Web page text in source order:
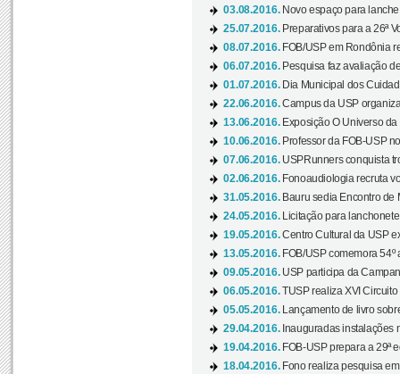
03.08.2016. Novo espaço para
25.07.2016. Preparativos para a 26ª
08.07.2016. FOB/USP em Rondônia
06.07.2016. Pesquisa faz avaliação
01.07.2016. Dia Municipal dos
22.06.2016.Campus da USP
13.06.2016. Exposição O Universo
10.06.2016. Professor da FOB-USP
07.06.2016. USPRunners conquista
02.06.2016. Fonoaudiologia recruta
31.05.2016. Bauru sedia Encontro de
24.05.2016.
Licitação para
19.05.2016.Centro Cultural da USP
13.05.2016. FOB/USP comemora
09.05.2016. USP participa da
06.05.2016.TUSP realiza XVI Circuito
05.05.2016.
Lançamento de livro
29.04.2016. Inauguradas instalações
19.04.2016. FOB-USP prepara a 29ª
18.04.2016. Fono realiza pesquisa